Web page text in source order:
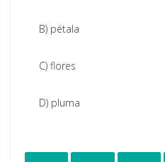
B) pétala
C) flores
D) pluma